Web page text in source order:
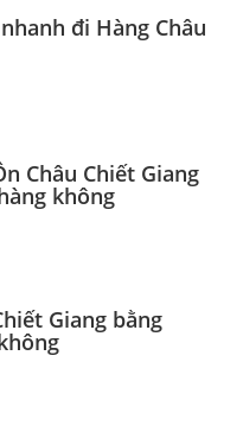
đi Hàng Châu
Châu Chiết Giang
không
Giang bằng